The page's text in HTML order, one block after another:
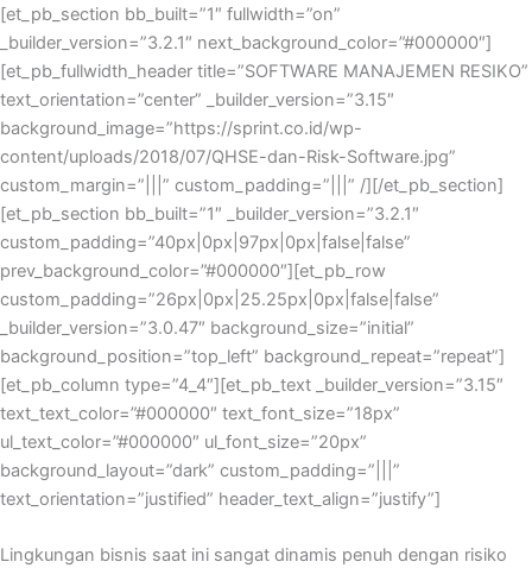
Skip
to
content
[et_pb_section bb_built=”1″ fullwidth=”on”
_builder_version=”3.2.1″ next_background_color=”#000000″]
[et_pb_fullwidth_header title=”SOFTWARE MANAJEMEN RESIKO”
text_orientation=”center” _builder_version=”3.15″
background_image=”https://sprint.co.id/wp-
content/uploads/2018/07/QHSE-dan-Risk-Software.jpg”
custom_margin=”|||” custom_padding=”|||” /][/et_pb_section]
[et_pb_section bb_built=”1″ _builder_version=”3.2.1″
custom_padding=”40px|0px|97px|0px|false|false”
prev_background_color=”#000000″][et_pb_row
custom_padding=”26px|0px|25.25px|0px|false|false”
_builder_version=”3.0.47″ background_size=”initial”
background_position=”top_left” background_repeat=”repeat”]
[et_pb_column type=”4_4″][et_pb_text _builder_version=”3.15″
text_text_color=”#000000″ text_font_size=”18px”
ul_text_color=”#000000″ ul_font_size=”20px”
background_layout=”dark” custom_padding=”|||”
text_orientation=”justified” header_text_align=”justify”]
Lingkungan bisnis saat ini sangat dinamis penuh dengan risiko